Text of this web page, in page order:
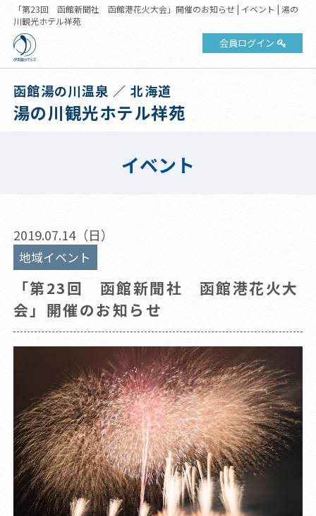
「第23回 函館新聞社 函館港花火大会」開催のお知らせ | イベント | 湯の
川観光ホテル祥苑
会員ログイン
函館湯の川温泉 ／ 北海道
湯の川観光ホテル祥苑
イベント
2019.07.14（日）
地域イベント
「第23回 函館新聞社 函館港花火大
会」開催のお知らせ